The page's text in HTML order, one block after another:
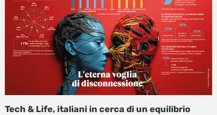
Tech & Life, italiani in cerca di un equilibrio